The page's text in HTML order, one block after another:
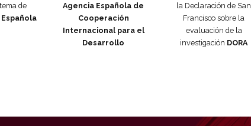
de
Agencia Española de
Cooperación
Internacional para el
Desarrollo
la Declaración de San
Francisco sobre la
evaluación de la
investigación DORA